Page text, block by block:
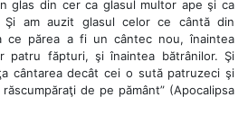
glas din cer ca glasul multor ape şi ca
am auzit glasul celor ce cântă din
ce părea a fi un cântec nou, înaintea
patru făpturi, şi înaintea bătrânilor. Şi
cântarea decât cei o sută patruzeci şi
de pe pământ” (Apocalipsa